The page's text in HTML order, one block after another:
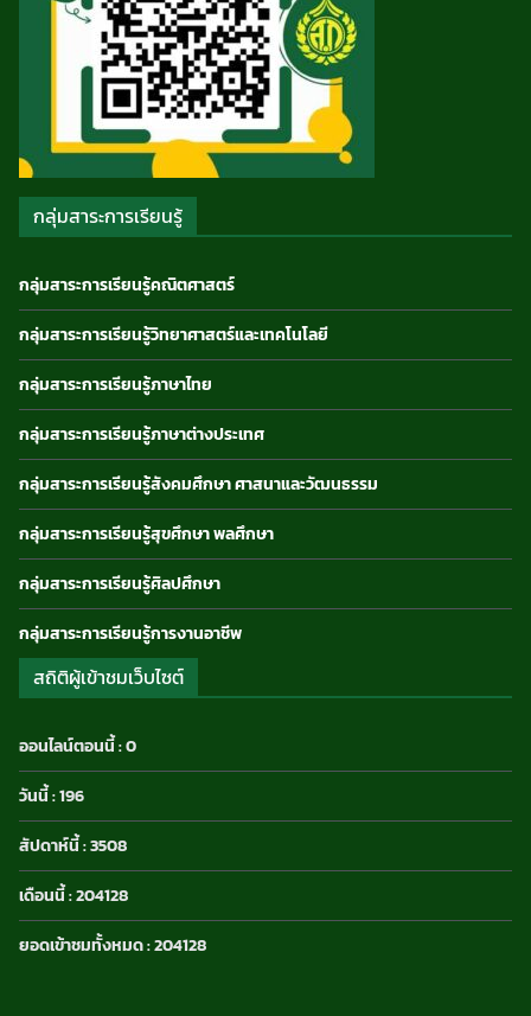
กลุ่มสาระการเรียนรู้
กลุ่มสาระการเรียนรู้คณิตศาสตร์
กลุ่มสาระการเรียนรู้วิทยาศาสตร์และเทคโนโลยี
กลุ่มสาระการเรียนรู้ภาษาไทย
กลุ่มสาระการเรียนรู้ภาษาต่างประเทศ
กลุ่มสาระการเรียนรู้สังคมศึกษา ศาสนาและวัฒนธรรม
กลุ่มสาระการเรียนรู้สุขศึกษา พลศึกษา
กลุ่มสาระการเรียนรู้ศิลปศึกษา
กลุ่มสาระการเรียนรู้การงานอาชีพ
สถิติผู้เข้าชมเว็บไซต์
ออนไลน์ตอนนี้ : 0
วันนี้ : 196
สัปดาห์นี้ : 3508
เดือนนี้ : 204128
ยอดเข้าชมทั้งหมด : 204128